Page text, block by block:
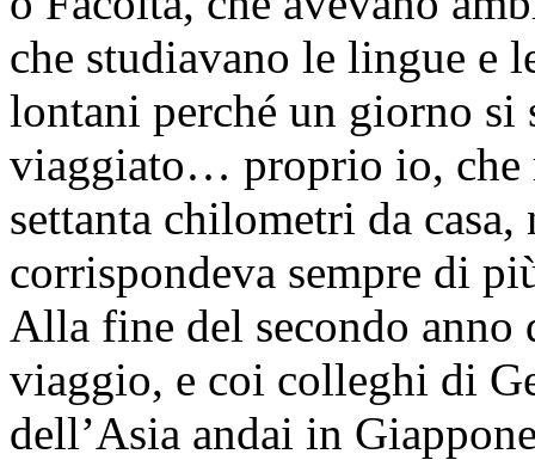
che studiavano le lingue e
lontani perché un giorno si
viaggiato… proprio io, che
settanta chilometri da
corrispondeva sempre di
Alla fine del secondo anno
viaggio, e coi colleghi di
dell’Asia andai in